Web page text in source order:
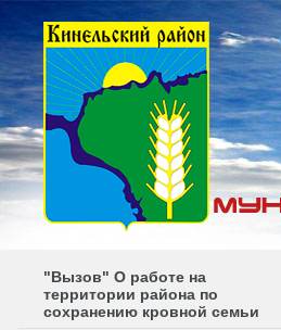
"Вызов" О работе на
территории района по
сохранению кровной семьи